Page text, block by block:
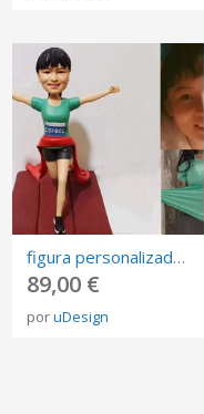
figura personalizada de fotos, 3D retrato Biscuit, muñeca de arte mini me personalizada
89,00 €
poruDesign